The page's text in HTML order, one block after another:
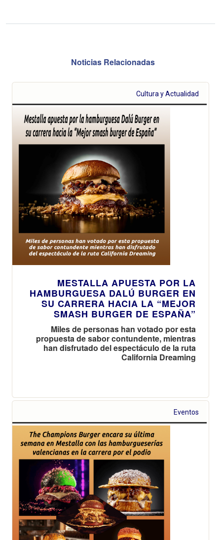
Noticias Relacionadas
Cultura y Actualidad
MESTALLA APUESTA POR LA
HAMBURGUESA DALÚ BURGER EN
SU CARRERA HACIA LA “MEJOR
SMASH BURGER DE ESPAÑA”
Miles de personas han votado por esta
propuesta de sabor contundente, mientras
han disfrutado del espectáculo de la ruta
California Dreaming
Eventos